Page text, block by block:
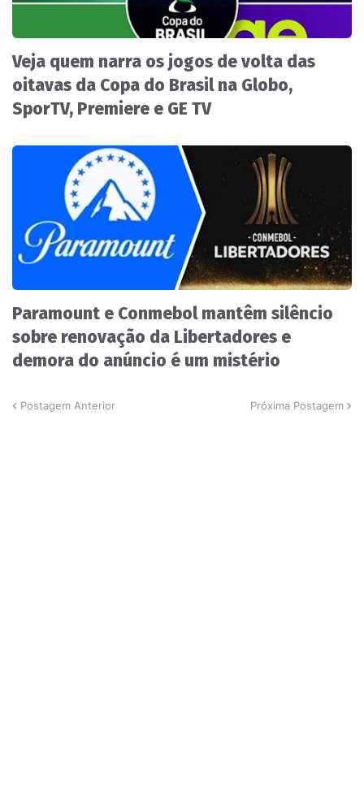
Veja quem narra os jogos de volta das
oitavas da Copa do Brasil na Globo,
SporTV, Premiere e GE TV
Paramount e Conmebol mantêm silêncio
sobre renovação da Libertadores e
demora do anúncio é um mistério
Postagem Anterior Próxima Postagem